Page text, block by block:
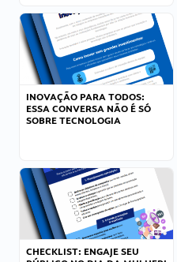
INOVAÇÃO PARA TODOS:
ESSA CONVERSA NÃO É SÓ
SOBRE TECNOLOGIA
CHECKLIST: ENGAJE SEU